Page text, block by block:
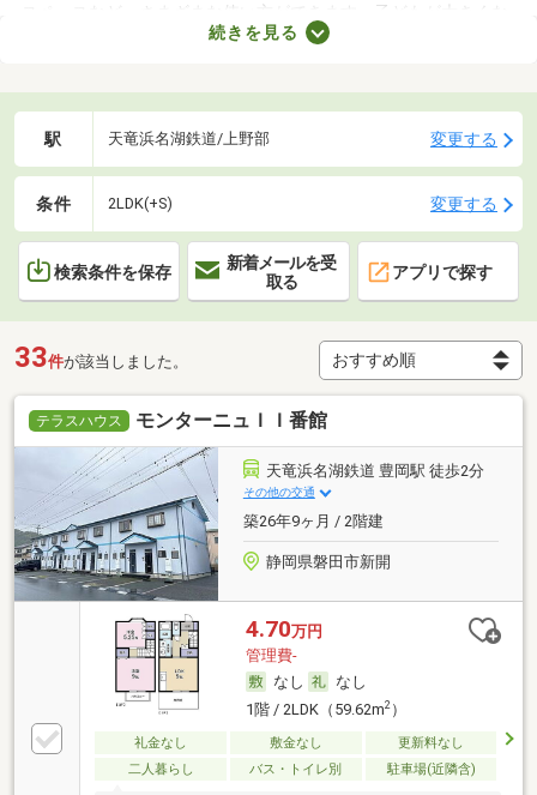
スペースなど、さまざまな使い方ができます。子どもが大きくな
れば子ども部屋にもできるので、長く住めることも魅力です。こ
チェックして、希望にぴったりな物件を見つけましょう。
続きを見る
駅 天竜浜名湖鉄道/上野部 変更する
条件 2LDK(+S) 変更する
検索条件を保存
新着メールを受
取る
アプリで探す
33件が該当しました。
テラスハウス モンターニュＩＩ番館
天竜浜名湖鉄道 豊岡駅 徒歩2分
その他の交通
築26年9ヶ月 / 2階建
静岡県磐田市新開
4.70万円
管理費-
なし
なし
1階 / 2LDK（59.62m2）
礼金なし 敷金なし
更新料なし
二人暮らし
バス・トイレ別 駐車場(近隣含)